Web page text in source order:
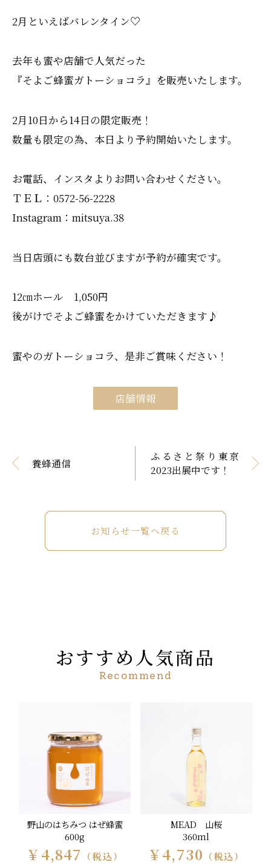
2月といえばバレンタイン♡
去年も蜜や店舗で人気だった
『そよご蜂蜜ガトーショコラ』を販売いたします。
2月10日から14日の限定販売！
数量も限定の為、本日より予約開始いたします。
お電話、インスタよりお問い合わせください。
ＴＥＬ：0572-56-2228
Instagram：mitsuya.38
当日店頭にも数台並びますが予約が確実です。
12㎝ホール 1,050円
後がけでそよご蜂蜜をかけていただきます♪
蜜やのガトーショコラ、是非ご賞味ください！
店舗情報
養蜂通信
ふるさと祭り東京
2023出展中です！
お知らせ一覧へ戻る
おすすめ人気商品
Recommend
野山のはちみつ はぜ蜂蜜
600g
￥4,847 （税込）
MEAD 山桜
360ml
￥4,730 （税込）